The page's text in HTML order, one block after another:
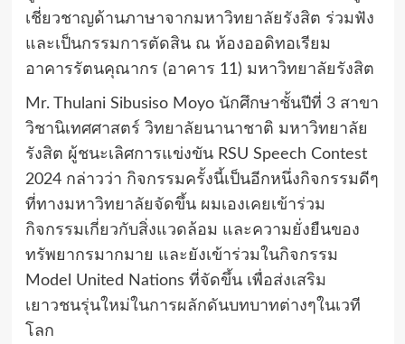
เชี่ยวชาญด้านภาษาจากมหาวิทยาลัยรังสิต ร่วมฟัง
และเป็นกรรมการตัดสิน ณ ห้องออดิทอเรียม
อาคารรัตนคุณากร (อาคาร 11) มหาวิทยาลัยรังสิต
Mr. Thulani Sibusiso Moyo นักศึกษาชั้นปีที่ 3 สาขา
วิชานิเทศศาสตร์ วิทยาลัยนานาชาติ มหาวิทยาลัย
รังสิต ผู้ชนะเลิศการแข่งขัน RSU Speech Contest
2024 กล่าวว่า กิจกรรมครั้งนี้เป็นอีกหนึ่งกิจกรรมดีๆ
ที่ทางมหาวิทยาลัยจัดขึ้น ผมเองเคยเข้าร่วม
กิจกรรมเกี่ยวกับสิ่งแวดล้อม และความยั่งยืนของ
ทรัพยากรมากมาย และยังเข้าร่วมในกิจกรรม
Model United Nations ที่จัดขึ้น เพื่อส่งเสริม
เยาวชนรุ่นใหม่ในการผลักดันบทบาทต่างๆในเวที
โลก